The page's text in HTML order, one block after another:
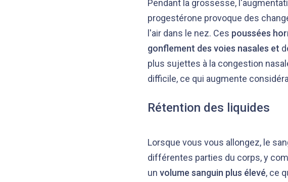
Pendant la grossesse,
progestérone provoque des
l'air dans le nez. Ces poussées
gonflement des voies nasales et
plus sujettes à la congestion
difficile, ce qui augmente
Rétention des liquides
Lorsque vous vous allongez, le
différentes parties du corps, y
un volume sanguin plus élevé, ce